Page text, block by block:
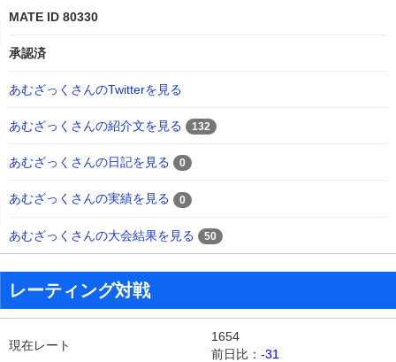
MATE ID 80330
承認済
あむざっくさんのTwitterを見る
あむざっくさんの紹介文を見る 132
あむざっくさんの日記を見る 0
あむざっくさんの実績を見る 0
あむざっくさんの大会結果を見る 50
レーティング対戦
現在レート
1654
前日比： -31